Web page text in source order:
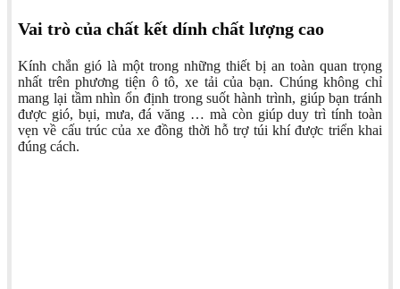
Vai trò của chất kết dính chất lượng cao
Kính chắn gió là một trong những thiết bị an toàn quan trọng
nhất trên phương tiện ô tô, xe tải của bạn. Chúng không chỉ
mang lại tầm nhìn ổn định trong suốt hành trình, giúp bạn tránh
được gió, bụi, mưa, đá văng … mà còn giúp duy trì tính toàn
vẹn về cấu trúc của xe đồng thời hỗ trợ túi khí được triển khai
đúng cách.